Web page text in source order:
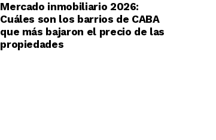
Mercado inmobiliario 2026:
Cuáles son los barrios de CABA
que más bajaron el precio de las
propiedades